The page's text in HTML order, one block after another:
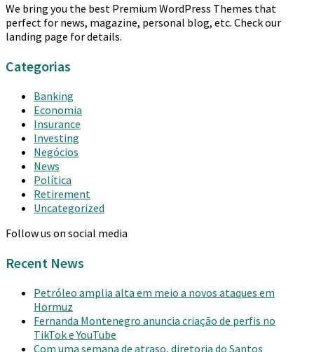
We bring you the best Premium WordPress Themes that
perfect for news, magazine, personal blog, etc. Check our
landing page for details.
Categorias
Banking
Economia
Insurance
Investing
Negócios
News
Política
Retirement
Uncategorized
Follow us on social media
Recent News
Petróleo amplia alta em meio a novos ataques em
Hormuz
Fernanda Montenegro anuncia criação de perfis no
TikTok e YouTube
Com uma semana de atraso, diretoria do Santos